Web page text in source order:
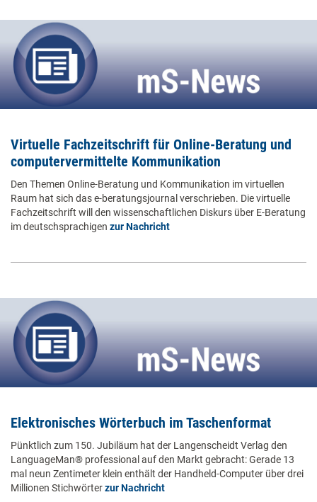
Virtuelle Fachzeitschrift für Online-Beratung und
computervermittelte Kommunikation
Den Themen Online-Beratung und Kommunikation im virtuellen
Raum hat sich das e-beratungsjournal verschrieben. Die virtuelle
Fachzeitschrift will den wissenschaftlichen Diskurs über E-Beratung
im deutschsprachigen zur Nachricht
Elektronisches Wörterbuch im Taschenformat
Pünktlich zum 150. Jubiläum hat der Langenscheidt Verlag den
LanguageMan® professional auf den Markt gebracht: Gerade 13
mal neun Zentimeter klein enthält der Handheld-Computer über drei
Millionen Stichwörterzur Nachricht